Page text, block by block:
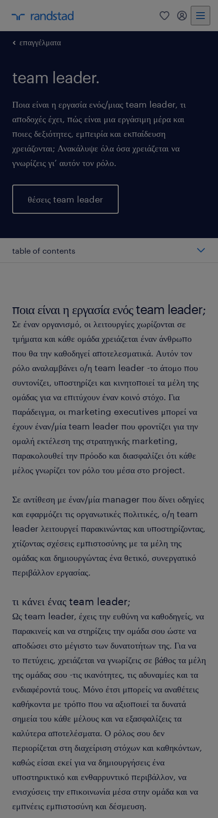
0 my
επαγγέλματα
team leader.
Ποια είναι η εργασία ενός/μιας team leader, τι
αποδοχές έχει, πώς είναι μια εργάσιμη μέρα και
ποιες δεξιότητες, εμπειρία και εκπαίδευση
χρειάζονται; Ανακάλυψε όλα όσα χρειάζεται να
γνωρίζεις γι’ αυτόν τον ρόλο.
θέσεις team leader
table of contents
κατηγορίες team leaders.
εργαζόμενος ως team leader.
τα προσόντα και η εκπαίδευση ενός team leader.
FAQs.
ποια είναι η εργασία ενός team leader;
Σε έναν οργανισμό, οι λειτουργίες χωρίζονται σε
τμήματα και κάθε ομάδα χρειάζεται έναν άνθρωπο
που θα την καθοδηγεί αποτελεσματικά. Αυτόν τον
ρόλο αναλαμβάνει ο/η team leader -το άτομο που
συντονίζει, υποστηρίζει και κινητοποιεί τα μέλη της
ομάδας για να επιτύχουν έναν κοινό στόχο. Για
παράδειγμα, οι marketing executives μπορεί να
έχουν έναν/μία team leader που φροντίζει για την
ομαλή εκτέλεση της στρατηγικής marketing,
παρακολουθεί την πρόοδο και διασφαλίζει ότι κάθε
μέλος γνωρίζει τον ρόλο του μέσα στο project.
Σε αντίθεση με έναν/μία manager που δίνει οδηγίες
και εφαρμόζει τις οργανωτικές πολιτικές, ο/η team
leader λειτουργεί παρακινώντας και υποστηρίζοντας,
χτίζοντας σχέσεις εμπιστοσύνης με τα μέλη της
ομάδας και δημιουργώντας ένα θετικό, συνεργατικό
περιβάλλον εργασίας.
τι κάνει ένας team leader;
Ως team leader, έχεις την ευθύνη να καθοδηγείς, να
παρακινείς και να στηρίζεις την ομάδα σου ώστε να
αποδώσει στο μέγιστο των δυνατοτήτων της. Για να
το πετύχεις, χρειάζεται να γνωρίζεις σε βάθος τα μέλη
της ομάδας σου -τις ικανότητες, τις αδυναμίες και τα
ενδιαφέροντά τους. Μόνο έτσι μπορείς να αναθέτεις
καθήκοντα με τρόπο που να αξιοποιεί τα δυνατά
σημεία του κάθε μέλους και να εξασφαλίζεις τα
καλύτερα αποτελέσματα. Ο ρόλος σου δεν
περιορίζεται στη διαχείριση στόχων και καθηκόντων,
καθώς είσαι εκεί για να δημιουργήσεις ένα
υποστηρικτικό και ενθαρρυντικό περιβάλλον, να
ενισχύσεις την επικοινωνία μέσα στην ομάδα και να
εμπνέεις εμπιστοσύνη και δέσμευση.